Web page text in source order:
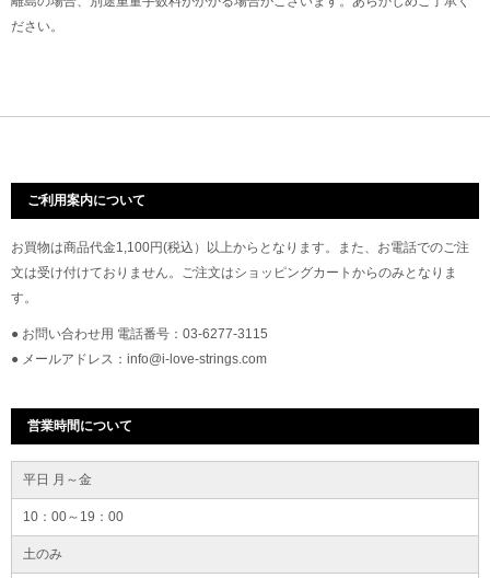
ださい。
ご利用案内について
お買物は商品代金1,100円(税込）以上からとなります。また、お電話でのご注
文は受け付けておりません。ご注文はショッピングカートからのみとなりま
す。
● お問い合わせ用 電話番号：03-6277-3115
● メールアドレス：info@i-love-strings.com
営業時間について
平日 月～金
10：00～19：00
土のみ